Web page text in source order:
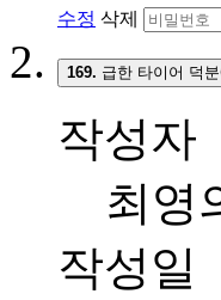
수정 삭제
169. 급한 타이어 덕
작성자
최영
작성일